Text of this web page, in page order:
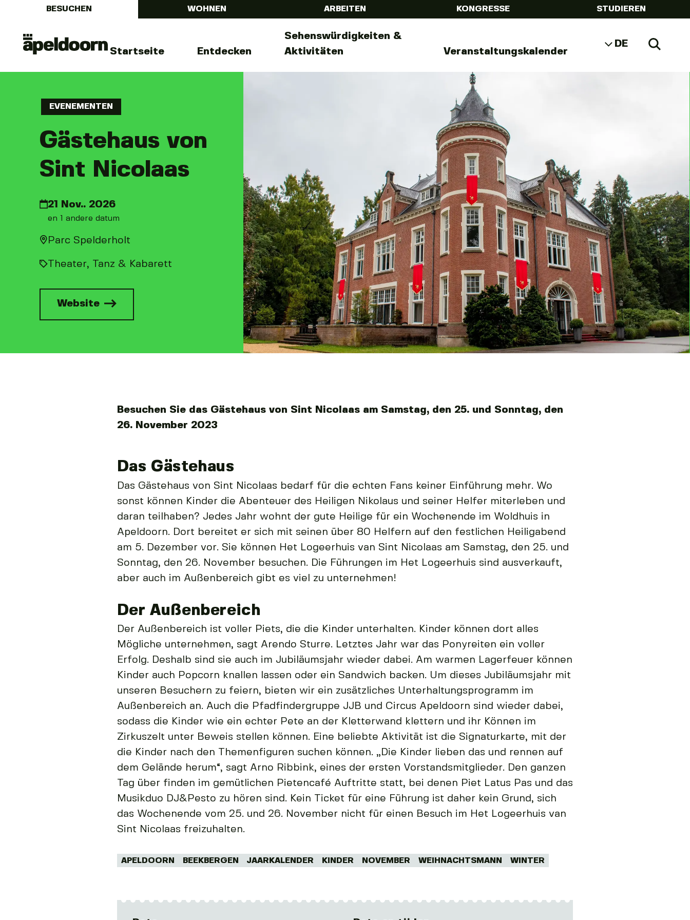
BESUCHEN WOHNEN ARBEITEN KONGRESSE STUDIEREN
Uit
Apeldoorn
Startseite
Entdecken
Sehenswürdigkeiten &
Aktivitäten
Veranstaltungskalender
DE
EVENEMENTEN
Gästehaus von
Sint Nicolaas
21 Nov.. 2026
en 1 andere datum
Parc Spelderholt
Theater, Tanz & Kabarett
Website
Besuchen Sie das Gästehaus von Sint Nicolaas am Samstag, den 25. und Sonntag, den
26. November 2023
Das Gästehaus
Das Gästehaus von Sint Nicolaas bedarf für die echten Fans keiner Einführung mehr. Wo
sonst können Kinder die Abenteuer des Heiligen Nikolaus und seiner Helfer miterleben und
daran teilhaben? Jedes Jahr wohnt der gute Heilige für ein Wochenende im Woldhuis in
Apeldoorn. Dort bereitet er sich mit seinen über 80 Helfern auf den festlichen Heiligabend
am 5. Dezember vor. Sie können Het Logeerhuis van Sint Nicolaas am Samstag, den 25. und
Sonntag, den 26. November besuchen. Die Führungen im Het Logeerhuis sind ausverkauft,
aber auch im Außenbereich gibt es viel zu unternehmen!
Der Außenbereich
Der Außenbereich ist voller Piets, die die Kinder unterhalten. Kinder können dort alles
Mögliche unternehmen, sagt Arendo Sturre. Letztes Jahr war das Ponyreiten ein voller
Erfolg. Deshalb sind sie auch im Jubiläumsjahr wieder dabei. Am warmen Lagerfeuer können
Kinder auch Popcorn knallen lassen oder ein Sandwich backen. Um dieses Jubiläumsjahr mit
unseren Besuchern zu feiern, bieten wir ein zusätzliches Unterhaltungsprogramm im
Außenbereich an. Auch die Pfadfindergruppe JJB und Circus Apeldoorn sind wieder dabei,
sodass die Kinder wie ein echter Pete an der Kletterwand klettern und ihr Können im
Zirkuszelt unter Beweis stellen können. Eine beliebte Aktivität ist die Signaturkarte, mit der
die Kinder nach den Themenfiguren suchen können. „Die Kinder lieben das und rennen auf
dem Gelände herum“, sagt Arno Ribbink, eines der ersten Vorstandsmitglieder. Den ganzen
Tag über finden im gemütlichen Pietencafé Auftritte statt, bei denen Piet Latus Pas und das
Musikduo DJ&Pesto zu hören sind. Kein Ticket für eine Führung ist daher kein Grund, sich
das Wochenende vom 25. und 26. November nicht für einen Besuch im Het Logeerhuis van
Sint Nicolaas freizuhalten.
Tags:
APELDOORN BEEKBERGEN JAARKALENDER KINDER NOVEMBER WEIHNACHTSMANN WINTER